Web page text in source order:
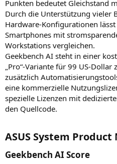
Punkten bedeutet Gleichstand
Durch die Unterstützung vieler
Hardware-Konfigurationen
Smartphones mit
Workstations vergleichen.
Geekbench AI steht in einer
„Pro“-Variante für 99 US-
zusätzlich
eine kommerzielle
spezielle Lizenzen mit
den Quellcode.
ASUS System Product
Geekbench AI Score​